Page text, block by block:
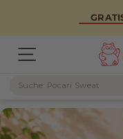
Seitennavigation
M
A
O
M
A
O
Suche